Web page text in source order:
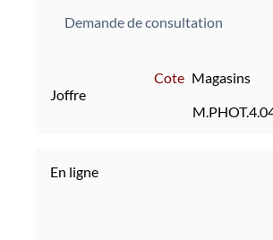
Demande de consultation
Cote Magasins
Joffre
En ligne